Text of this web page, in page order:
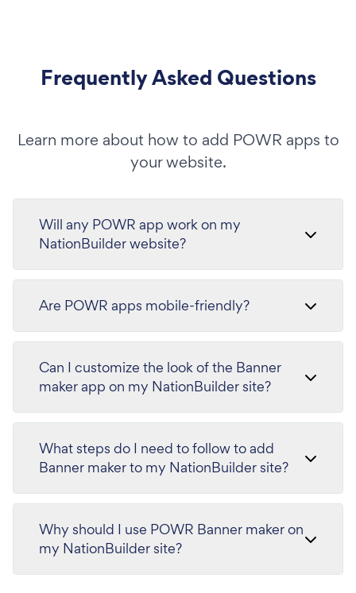
Frequently Asked Questions
Learn more about how to add POWR apps to
your website.
Will any POWR app work on my
NationBuilder website?
Are POWR apps mobile-friendly?
Can I customize the look of the Banner
maker app on my NationBuilder site?
What steps do I need to follow to add
Banner maker to my NationBuilder site?
Why should I use POWR Banner maker on
my NationBuilder site?